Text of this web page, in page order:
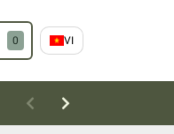
0 VI